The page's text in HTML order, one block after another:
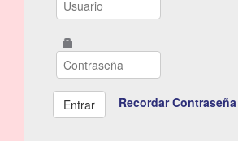
Recordar Contraseña